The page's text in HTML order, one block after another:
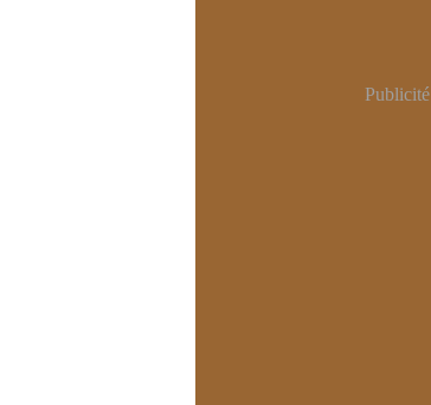
Publicité